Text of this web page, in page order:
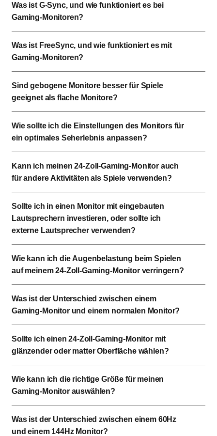
Was ist G-Sync, und wie funktioniert es bei
Gaming-Monitoren?
Was ist FreeSync, und wie funktioniert es mit
Gaming-Monitoren?
Sind gebogene Monitore besser für Spiele
geeignet als flache Monitore?
Wie sollte ich die Einstellungen des Monitors für
ein optimales Seherlebnis anpassen?
Kann ich meinen 24-Zoll-Gaming-Monitor auch
für andere Aktivitäten als Spiele verwenden?
Sollte ich in einen Monitor mit eingebauten
Lautsprechern investieren, oder sollte ich
externe Lautsprecher verwenden?
Wie kann ich die Augenbelastung beim Spielen
auf meinem 24-Zoll-Gaming-Monitor verringern?
Was ist der Unterschied zwischen einem
Gaming-Monitor und einem normalen Monitor?
Sollte ich einen 24-Zoll-Gaming-Monitor mit
glänzender oder matter Oberfläche wählen?
Wie kann ich die richtige Größe für meinen
Gaming-Monitor auswählen?
Was ist der Unterschied zwischen einem 60Hz
und einem 144Hz Monitor?